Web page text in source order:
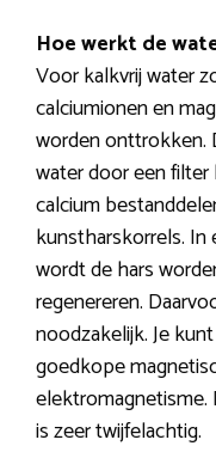
Hoe werkt de
Voor kalkvrij water
calciumionen en
worden onttrokken.
water door een filter
calcium
kunstharskorrels.
wordt de hars
regenereren.
noodzakelijk. Je
goedkope
elektromagnetisme.
is zeer twijfelachtig.